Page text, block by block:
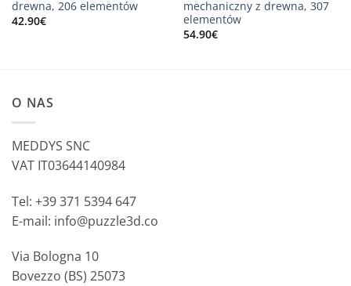
drewna, 206 elementów
42.90€
mechaniczny z drewna, 307
elementów
54.90€
O NAS
MEDDYS SNC
VAT IT03644140984
Tel: +39 371 5394 647
E-mail: info@puzzle3d.co
Via Bologna 10
Bovezzo (BS) 25073